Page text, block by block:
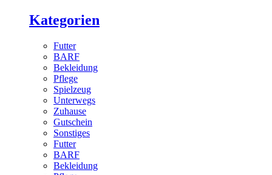
Kategorien
Futter
BARF
Bekleidung
Pflege
Spielzeug
Unterwegs
Zuhause
Gutschein
Sonstiges
Futter
BARF
Bekleidung